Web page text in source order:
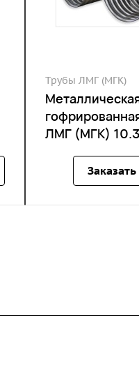
Трубы ЛМГ (МГК)
ЛМГ (МГК)